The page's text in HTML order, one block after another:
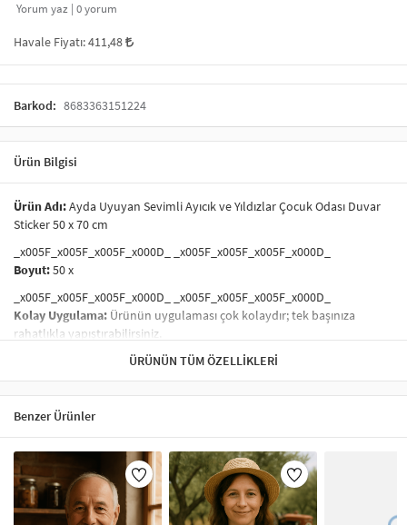
Yorum yaz | 0yorum
Havale Fiyatı:411,48
Barkod: 8683363151224
Ürün Bilgisi
Ürün Adı:Ayda Uyuyan Sevimli Ayıcık ve Yıldızlar Çocuk Odası Duvar
Sticker 50 x 70 cm
_x005F_x005F_x005F_x000D_ _x005F_x005F_x005F_x000D_
Boyut:50 x
_x005F_x005F_x005F_x000D_ _x005F_x005F_x005F_x000D_
Kolay Uygulama: Ürünün uygulaması çok kolaydır; tek başınıza
rahatlıkla yapıştırabilirsiniz.
_x005F_x005F_x005F_x000D_ _x005F_x005F_x005F_x000D_
Her sticker, ürün üzerindeki figürlerin ayrı ayrı çıkartılabileceği şekilde
tek zemin üzerinde kesimlidir.
_x005F_x005F_x005F_x000D_ _x005F_x005F_x005F_x000D_
Ayna, dolap, cam, kapı ve düz duvar gibi yüzeylere kolaylıkla
uygulanabilir.
_x005F_x005F_x005F_x000D_ _x005F_x005F_x005F_x000D_
Ürünlerimizkendi yapışkanlıözelliğe sahiptir; yalnızca kağıdından
ÜRÜNÜN TÜM ÖZELLIKLERI
Benzer Ürünler